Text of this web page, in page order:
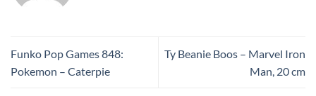
Funko Pop Games 848:
Pokemon – Caterpie
Ty Beanie Boos – Marvel Iron
Man, 20 cm